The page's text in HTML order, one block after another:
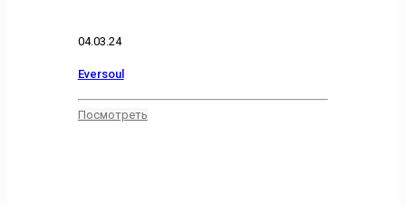
04.03.24
Eversoul
Посмотреть